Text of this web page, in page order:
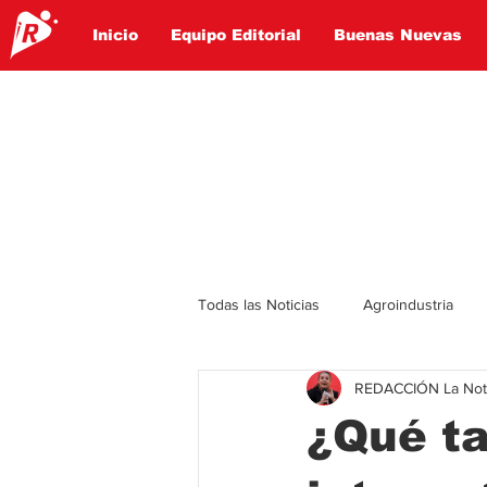
Inicio Equipo Editorial Buenas Nuevas
Todas las Noticias Agroindustria
Politica
Educación Turismo
¿Qué
REDACCIÓN La